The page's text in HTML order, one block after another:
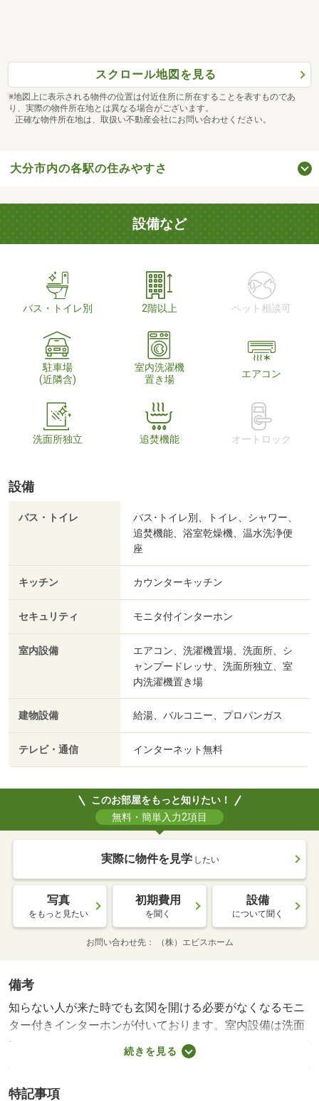
スクロール地図を見る
※地図上に表示される物件の位置は付近住所に所在することを表すものであ
り、実際の物件所在地とは異なる場合がございます。
正確な物件所在地は、取扱い不動産会社にお問い合わせください。
大分市内の各駅の住みやすさ
設備など
バス・トイレ別 2階以上 ペット相談可
駐車場
(近隣含)
室内洗濯機
置き場
エアコン
洗面所独立 追焚機能 オートロック
設備
バス・トイレ
バス･トイレ別、トイレ、シャワー、
追焚機能、浴室乾燥機、温水洗浄便
座
キッチン カウンターキッチン
セキュリティ モニタ付インターホン
室内設備
エアコン、洗濯機置場、洗面所、シ
ャンプードレッサ、洗面所独立、室
内洗濯機置き場
建物設備 給湯、バルコニー、プロパンガス
テレビ・通信 インターネット無料
このお部屋をもっと知りたい！
無料・簡単入力2項目
実際に物件を見学 したい
写真
をもっと見たい
初期費用
を聞く
設備
について聞く
お問い合わせ先 （株）エビスホーム
備考
知らない人が来た時でも玄関を開ける必要がなくなるモニ
ター付きインターホンが付いております。室内設備は洗面
所独立・浴室乾燥機などが揃っており、とても充実してい
ます。快適な生活を送ることのできる、エアコン付きの物
す。バルコニー付きの物件でおすすめです。住みやすさが
続きを見る
特記事項